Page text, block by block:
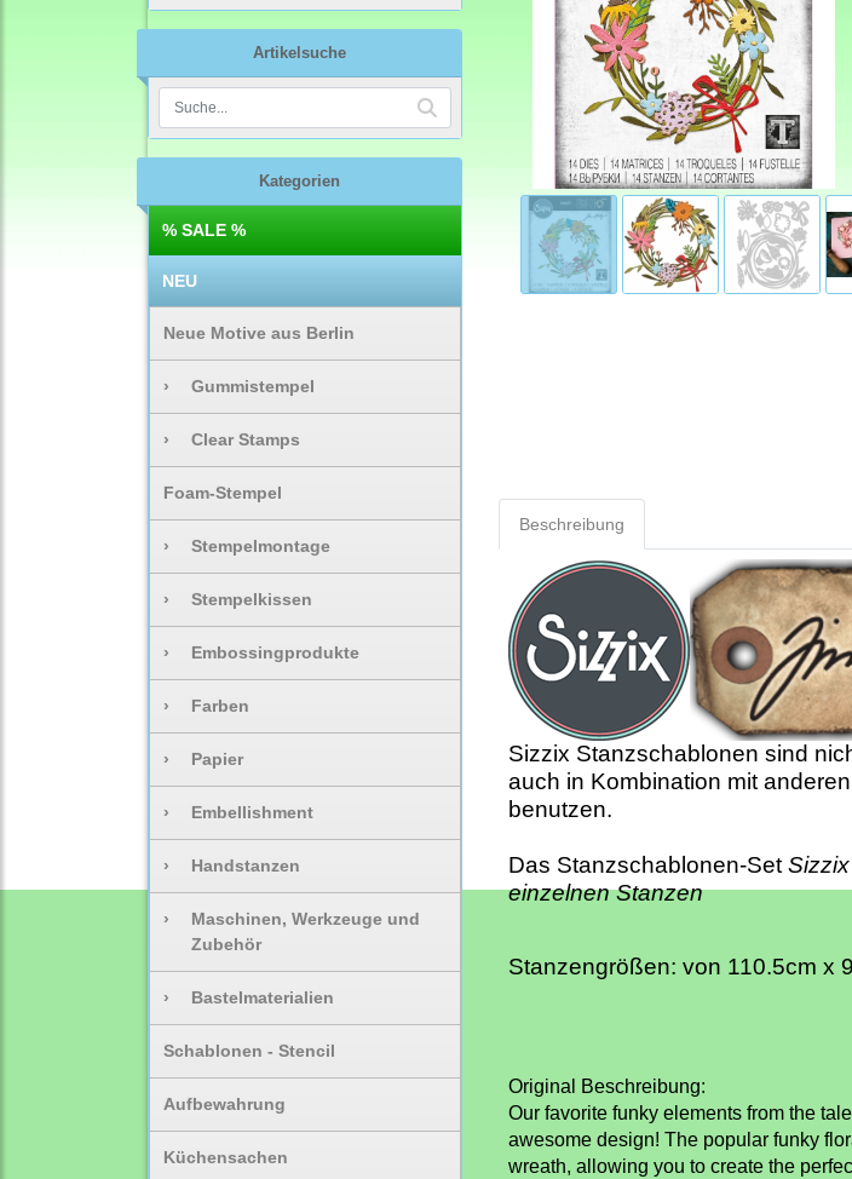
Artikelsuche
Kategorien
% SALE %
NEU
Neue Motive aus Berlin
› Gummistempel
› Clear Stamps
Foam-Stempel
› Stempelmontage
› Stempelkissen
› Embossingprodukte
› Farben
› Papier
› Embellishment
› Handstanzen
›
Maschinen, Werkzeuge und
Zubehör
› Bastelmaterialien
Schablonen - Stencil
Aufbewahrung
Küchensachen
Beschreibung
Sizzix Stanzschablonen sind
auch in Kombination mit
benutzen.
Das Stanzschablonen-Set
einzelnen Stanzen
Stanzengrößen: von 110.5cm x
Original Beschreibung:
Our favorite funky elements from the
awesome design! The popular funky
wreath, allowing you to create the